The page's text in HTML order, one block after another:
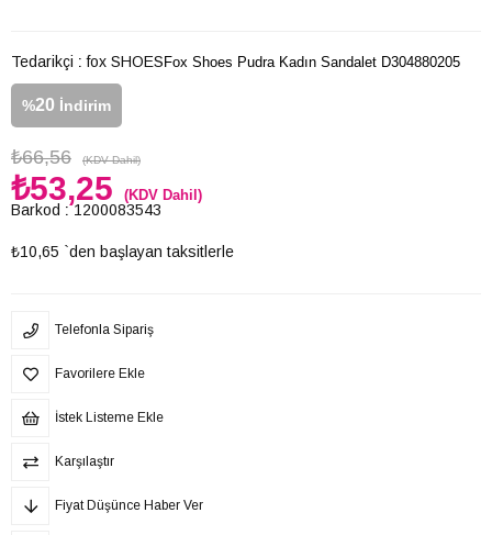
Tedarikçi : fox SHOES
%20 İndirim
₺66,56 (KDV Dahil)
₺53,25 (KDV Dahil)
Barkod : 1200083543
₺10,65 `den başlayan taksitlerle
Fox Shoes Pudra Kadın Sandalet D304880205
Telefonla Sipariş
Favorilere Ekle
İstek Listeme Ekle
Karşılaştır
Fiyat Düşünce Haber Ver